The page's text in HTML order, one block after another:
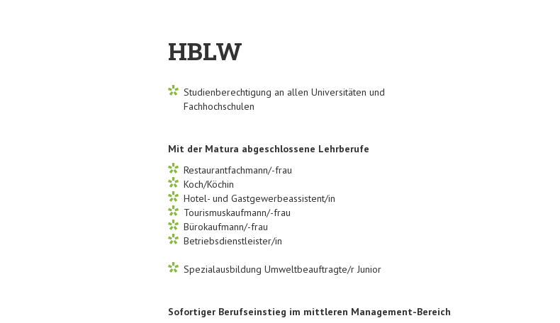
HBLW
Studienberechtigung an allen Universitäten und
Fachhochschulen
Mit der Matura abgeschlossene Lehrberufe
Restaurantfachmann/-frau
Koch/Köchin
Hotel- und Gastgewerbeassistent/in
Tourismuskaufmann/-frau
Bürokaufmann/-frau
Betriebsdienstleister/in
Spezialausbildung Umweltbeauftragte/r Junior
Sofortiger Berufseinstieg im mittleren Management-Bereich